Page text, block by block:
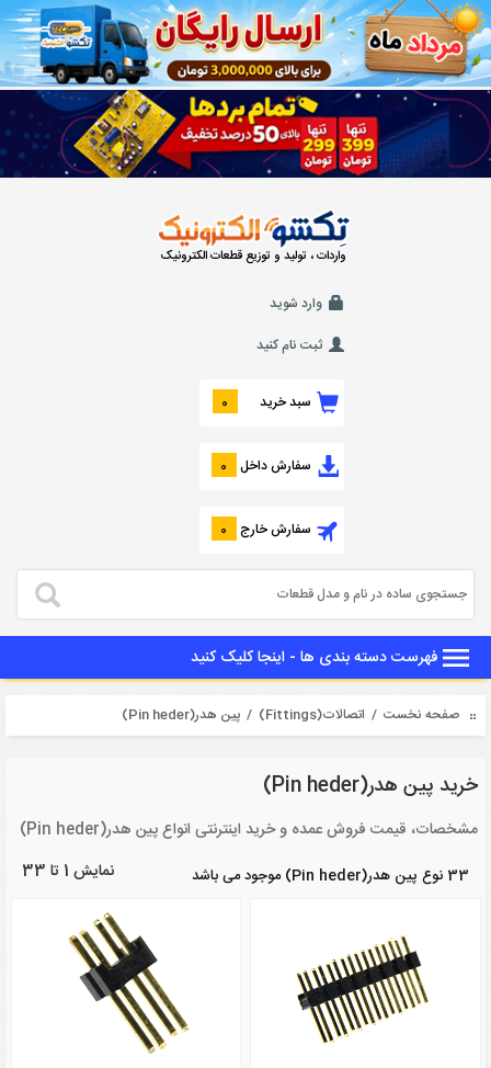
واردات ، تولید و توزیع قطعات الکترونیک
وارد شوید
ثبت نام کنید
سبد خرید 0
سفارش داخل 0
سفارش خارج 0
فهرست دسته بندی ها - اینجا کلیک کنید
صفحه نخست / اتصالات(Fittings) / پین هدر(Pin heder)
خرید پین هدر(Pin heder)
مشخصات، قیمت فروش عمده و خرید اینترنتی انواع پین هدر(Pin heder)
33 نوع پین هدر(Pin heder) موجود می باشد نمایش 1 تا 33